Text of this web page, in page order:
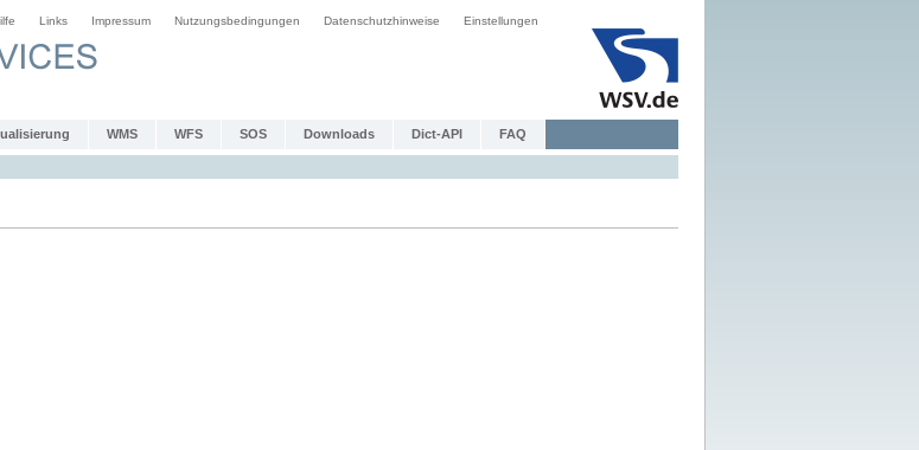
Links Impressum Nutzungsbedingungen Datenschutzhinweise Einstellungen
WMS WFS SOS Downloads Dict-API FAQ